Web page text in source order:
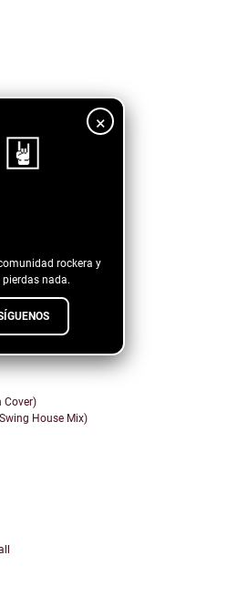
×
rockera y
pierdas nada.
Idols
Cover)
House Mix)